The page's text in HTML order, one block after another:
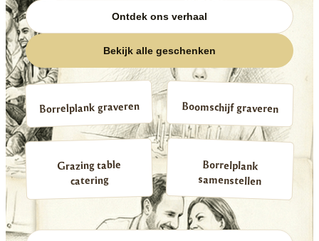
Ontdek ons verhaal
Bekijk alle geschenken
Borrelplank graveren Boomschijf graveren
Grazing table
catering
Borrelplank
samenstellen